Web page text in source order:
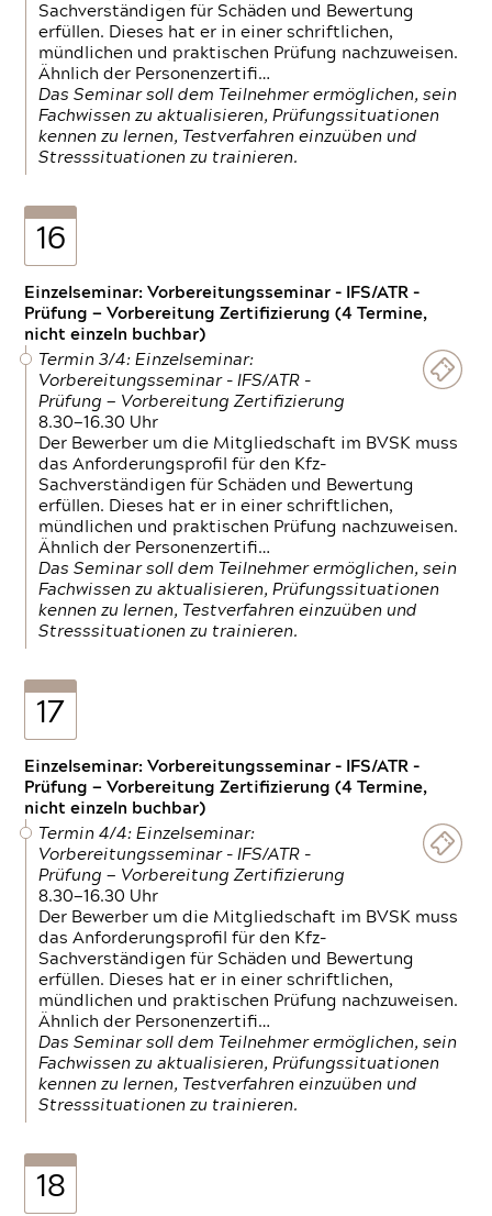
Sachverständigen für Schäden und Bewertung
erfüllen. Dieses hat er in einer schriftlichen,
mündlichen und praktischen Prüfung nachzuweisen.
Ähnlich der Personenzertifi…
Das Seminar soll dem Teilnehmer ermöglichen, sein
Fachwissen zu aktualisieren, Prüfungssituationen
kennen zu lernen, Testverfahren einzuüben und
Stresssituationen zu trainieren.
16
Einzelseminar: Vorbereitungsseminar - IFS/ATR -
Prüfung — Vorbereitung Zertifizierung (4 Termine,
nicht einzeln buchbar)
Termin 3/4: Einzelseminar:
Vorbereitungsseminar - IFS/ATR -
Prüfung — Vorbereitung Zertifizierung
8.30—16.30 Uhr
Der Bewerber um die Mitgliedschaft im BVSK muss
das Anforderungsprofil für den Kfz-
Sachverständigen für Schäden und Bewertung
erfüllen. Dieses hat er in einer schriftlichen,
mündlichen und praktischen Prüfung nachzuweisen.
Ähnlich der Personenzertifi…
Das Seminar soll dem Teilnehmer ermöglichen, sein
Fachwissen zu aktualisieren, Prüfungssituationen
kennen zu lernen, Testverfahren einzuüben und
Stresssituationen zu trainieren.
17
Einzelseminar: Vorbereitungsseminar - IFS/ATR -
Prüfung — Vorbereitung Zertifizierung (4 Termine,
nicht einzeln buchbar)
Termin 4/4: Einzelseminar:
Vorbereitungsseminar - IFS/ATR -
Prüfung — Vorbereitung Zertifizierung
8.30—16.30 Uhr
Der Bewerber um die Mitgliedschaft im BVSK muss
das Anforderungsprofil für den Kfz-
Sachverständigen für Schäden und Bewertung
erfüllen. Dieses hat er in einer schriftlichen,
mündlichen und praktischen Prüfung nachzuweisen.
Ähnlich der Personenzertifi…
Das Seminar soll dem Teilnehmer ermöglichen, sein
Fachwissen zu aktualisieren, Prüfungssituationen
kennen zu lernen, Testverfahren einzuüben und
Stresssituationen zu trainieren.
18